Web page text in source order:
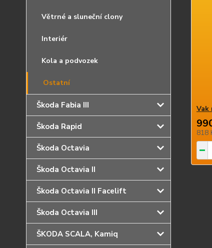
Větrné a sluneční clony
Interiér
Kola a podvozek
Ostatní
Škoda Fabia III
Škoda Rapid
Škoda Octavia
Škoda Octavia II
Škoda Octavia II Facelift
Škoda Octavia III
ŠKODA SCALA, Kamiq
Vak
818